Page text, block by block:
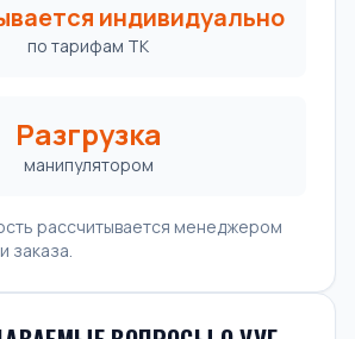
индивидуально
по тарифам ТК
Разгрузка
манипулятором
рассчитывается менеджером
заказа.